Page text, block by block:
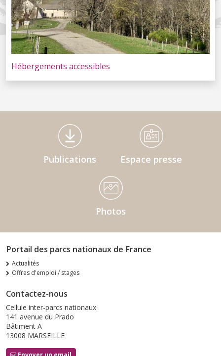
Hébergements accessibles
Médiathèque Footer
Publications Espace presse
Photos
Portail des parcs nationaux de France
Actualités
Offres d'emploi / stages
Contactez-nous
Cellule inter-parcs nationaux
141 avenue du Prado
Bâtiment A
13008 MARSEILLE